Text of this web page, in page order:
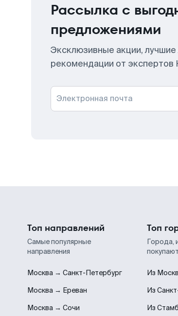
Рассылка с
предложениями
Эксклюзивные акции,
рекомендации от экспертов
Электронная почта
Топ направлений
Самые популярные
направления
Москва → Санкт-Петербург
Москва → Ереван
Москва → Сочи
Топ
Города,
Из
Из
Из